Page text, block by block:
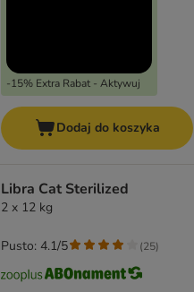
-15% Extra Rabat - Aktywuj
Dodaj do koszyka
Libra Cat Sterilized
2 x 12 kg
Pusto: 4.1/5 (25)